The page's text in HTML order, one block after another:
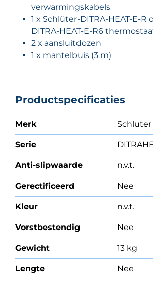
verwarmingskabels
1 x Schlüter-DITRA-HEAT-E-R
DITRA-HEAT-E-R6
2 x aansluitdozen
1 x mantelbuis (3 m)
Productspecificaties
Merk Schluter
Serie
Anti-slipwaarde n.v.t.
Gerectificeerd Nee
Kleur n.v.t.
Vorstbestendig Nee
Gewicht 13 kg
Lengte Nee